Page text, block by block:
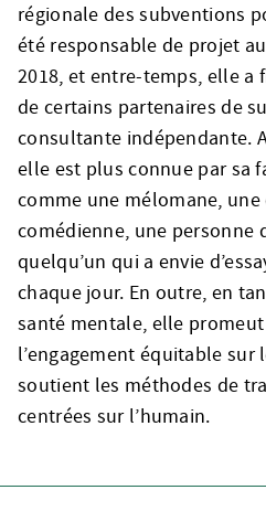
régionale des subventions
été responsable de projet
2018, et entre-temps, elle a
de certains partenaires de
consultante indépendante.
elle est plus connue par sa
comme une mélomane, une
comédienne, une personne
quelqu’un qui a envie
chaque jour. En outre, en
santé mentale, elle
l’engagement équitable sur
soutient les méthodes de
centrées sur l’humain.